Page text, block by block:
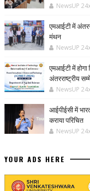
NewsUP
एमआईटी में
मंथन
NewsUP
एमआईटी में होगा
अंतरराष्ट्रीय
NewsUP
आईपीईसी में
कराया परिचित
NewsUP
YOUR ADS HERE